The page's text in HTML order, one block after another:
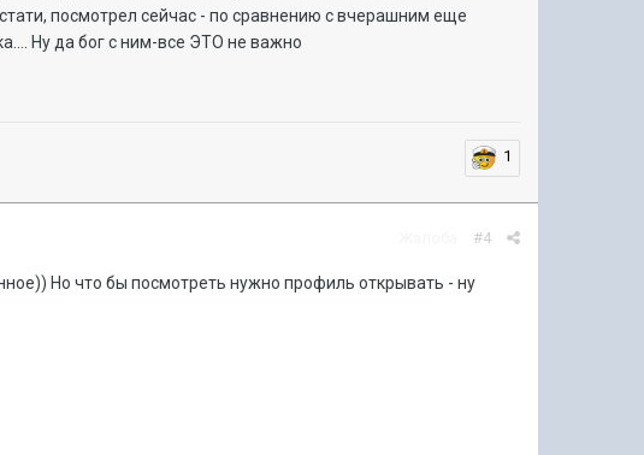
посмотрел сейчас - по сравнению с вчерашним еще
Ну да бог с ним-все ЭТО не важно
1
#4
Но что бы посмотреть нужно профиль открывать - ну